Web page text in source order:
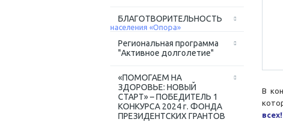
БЛАГОТВОРИТЕЛЬНОСТЬ
Региональная программа
"Активное долголетие"
«ПОМОГАЕМ НА
ЗДОРОВЬЕ: НОВЫЙ
СТАРТ» – ПОБЕДИТЕЛЬ 1
КОНКУРСА 2024 г. ФОНДА
ПРЕЗИДЕНТСКИХ ГРАНТОВ
В